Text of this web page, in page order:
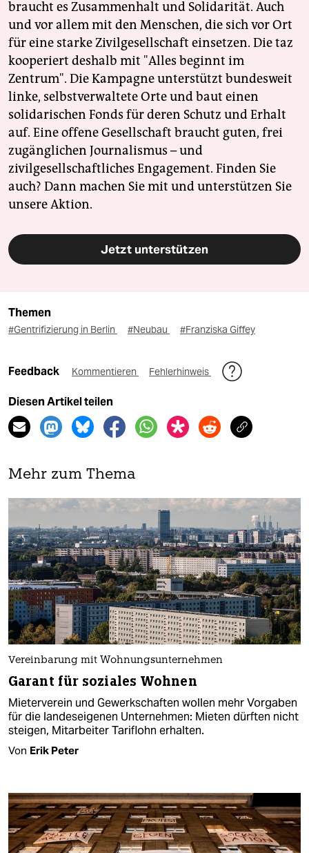
braucht es Zusammenhalt und Solidarität. Auch
und vor allem mit den Menschen, die sich vor Ort
für eine starke Zivilgesellschaft einsetzen. Die taz
kooperiert deshalb mit "Alles beginnt im
Zentrum". Die Kampagne unterstützt bundesweit
linke, selbstverwaltete Orte und baut einen
solidarischen Fonds für deren Schutz und Erhalt
auf. Eine offene Gesellschaft braucht guten, frei
zugänglichen Journalismus – und
zivilgesellschaftliches Engagement. Finden Sie
auch? Dann machen Sie mit und unterstützen Sie
unsere Aktion.
Jetzt unterstützen
Themen
#Gentrifizierung in Berlin #Neubau #Franziska Giffey
Feedback Kommentieren Fehlerhinweis
Diesen Artikel teilen
Mehr zum Thema
Vereinbarung mit Wohnungsunternehmen
Garant für soziales Wohnen
Mieterverein und Gewerkschaften wollen mehr Vorgaben
für die landeseigenen Unternehmen: Mieten dürften nicht
steigen, Mitarbeiter Tariflohn erhalten.
Von Erik Peter